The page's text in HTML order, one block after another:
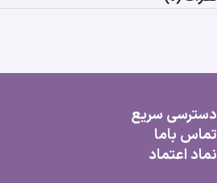
دسترسی سریع
تماس باما
نماد اعتماد